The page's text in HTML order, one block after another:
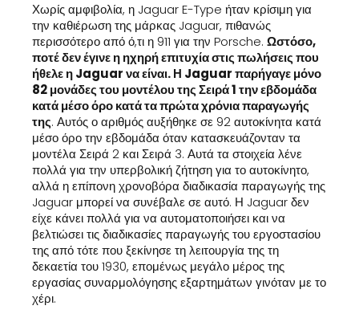
Χωρίς αμφιβολία, η Jaguar E-Type ήταν κρίσιμη για
την καθιέρωση της μάρκας Jaguar, πιθανώς
περισσότερο από ό,τι η 911 για την Porsche. Ωστόσο,
ποτέ δεν έγινε η ηχηρή επιτυχία στις πωλήσεις που
ήθελε η Jaguar να είναι. Η Jaguar παρήγαγε μόνο
82 μονάδες του μοντέλου της Σειρά 1 την εβδομάδα
κατά μέσο όρο κατά τα πρώτα χρόνια παραγωγής
της. Αυτός ο αριθμός αυξήθηκε σε 92 αυτοκίνητα κατά
μέσο όρο την εβδομάδα όταν κατασκευάζονταν τα
μοντέλα Σειρά 2 και Σειρά 3. Αυτά τα στοιχεία λένε
πολλά για την υπερβολική ζήτηση για το αυτοκίνητο,
αλλά η επίπονη χρονοβόρα διαδικασία παραγωγής της
Jaguar μπορεί να συνέβαλε σε αυτό. Η Jaguar δεν
είχε κάνει πολλά για να αυτοματοποιήσει και να
βελτιώσει τις διαδικασίες παραγωγής του εργοστασίου
της από τότε που ξεκίνησε τη λειτουργία της τη
δεκαετία του 1930, επομένως μεγάλο μέρος της
εργασίας συναρμολόγησης εξαρτημάτων γινόταν με το
χέρι.